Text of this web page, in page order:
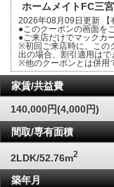
ホームメイトFC三
2026年08月09日更新 【
●このクーポンの画面を
●ご来店だけでマックカ
※初回ご来店時に、この
出の場合、割引適用はで
※他のクーポンとは併用
家賃/共益費
140,000円(4,000円)
間取/専有面積
2LDK/52.76m2
築年月